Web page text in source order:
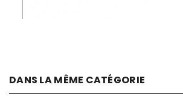
DANS LA MÊME CATÉGORIE